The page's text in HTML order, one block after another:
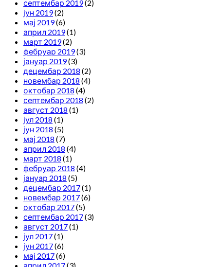
септембар 2019(2)
јун 2019(2)
мај 2019(6)
април 2019(1)
март 2019(2)
фебруар 2019(3)
јануар 2019(3)
децембар 2018 (2)
новембар 2018 (4)
октобар 2018 (4)
септембар 2018 (2)
август 2018 (1)
јул 2018 (1)
јун 2018 (5)
мај 2018 (7)
април 2018 (4)
март 2018 (1)
фебруар 2018 (4)
јануар 2018 (5)
децембар 2017(1)
новембар 2017(6)
октобар 2017(5)
септембар 2017(3)
август 2017(1)
јул 2017(1)
јун 2017(6)
мај 2017(6)